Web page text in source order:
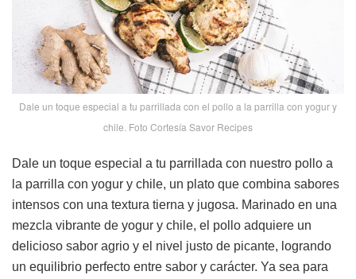
Dale un toque especial a tu parrillada con el pollo a la parrilla con yogur y
chile. Foto Cortesía Savor Recipes
Dale un toque especial a tu parrillada con nuestro pollo a
la parrilla con yogur y chile, un plato que combina sabores
intensos con una textura tierna y jugosa. Marinado en una
mezcla vibrante de yogur y chile, el pollo adquiere un
delicioso sabor agrio y el nivel justo de picante, logrando
un equilibrio perfecto entre sabor y carácter. Ya sea para